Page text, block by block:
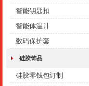
智能钥匙扣
智能体温计
数码保护套
硅胶饰品
硅胶零钱包订制